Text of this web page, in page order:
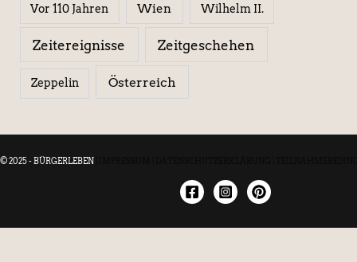
Vor 110 Jahren Wien Wilhelm II.
Zeitereignisse Zeitgeschehen
Zeppelin Österreich
© 2025 - BÜRGERLEBEN